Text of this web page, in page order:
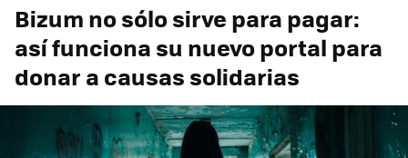
Bizum no sólo sirve para pagar:
así funciona su nuevo portal para
donar a causas solidarias